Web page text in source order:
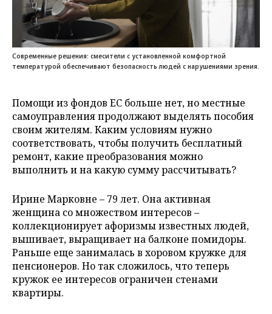
Современные решения: смесители с установленной комфортной
температурой обеспечивают безопасность людей с нарушениями зрения.
Помощи из фондов ЕС больше нет, но местные
самоуправления продолжают выделять пособия
своим жителям. Каким условиям нужно
соответствовать, чтобы получить бесплатный
ремонт, какие преобразования можно
выполнить и на какую сумму рассчитывать?
Ирине Марковне – 79 лет. Она активная
женщина со множеством интересов –
коллекционирует афоризмы известных людей,
вышивает, выращивает на балконе помидоры.
Раньше еще занималась в хоровом кружке для
пенсионеров. Но так сложилось, что теперь
кружок ее интересов ограничен стенами
квартиры.